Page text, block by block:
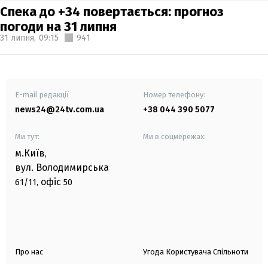
Спека до +34 повертається: прогноз
погоди на 31 липня
31 липня, 09:15 941
E-mail редакції
news24@24tv.com.ua
Номер телефону:
+38 044 390 5077
Ми тут:
м.Київ,
вул. Володимирська
61/11, офіс 50
Ми в соцмережах:
Про нас Угода Користувача Спільноти